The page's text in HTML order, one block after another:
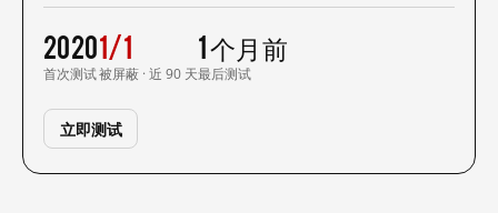
2020
首次测试
1/1
被屏蔽 · 近 90 天
1 个月前
最后测试
立即测试